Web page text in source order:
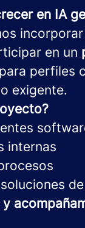
en IA
en un
perfiles
exigente.
internas